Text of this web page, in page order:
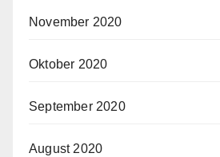
November 2020
Oktober 2020
September 2020
August 2020